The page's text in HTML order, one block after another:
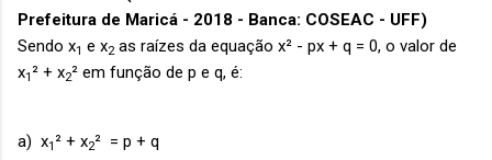
Prefeitura de Maricá - 2018 - Banca: COSEAC - UFF)
Sendo x1 e x2 as raízes da equação x² - px + q = 0, o valor de
x1 ² + x2² em função de p e q, é:
a) x1 ² + x2² = p + q